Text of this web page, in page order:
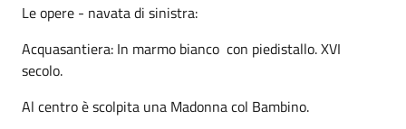
Le opere - navata di sinistra:
Acquasantiera: In marmo bianco con piedistallo. XVI
secolo.
Al centro è scolpita una Madonna col Bambino.